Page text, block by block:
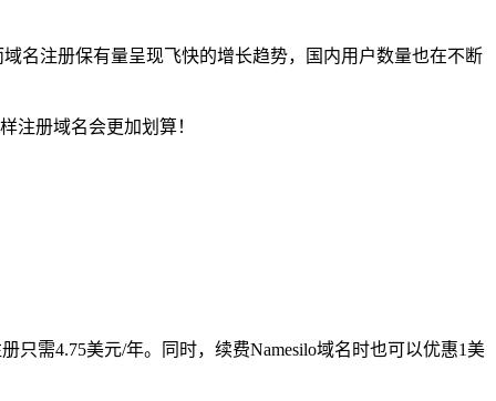
名注册保有量呈现飞快的增长趋势，国内用户数量也在不断
注册域名会更加划算！
只需4.75美元/年。同时，续费Namesilo域名时也可以优惠1美